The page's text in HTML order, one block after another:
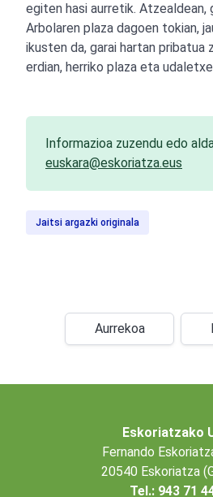
egiten hasi aurretik. Atzealdean,
Arbolaren plaza dagoen tokian,
ikusten da, garai hartan pribatua
erdian, herriko plaza eta
Informazioa zuzendu edo
euskara@eskoriatza.eus
Jaitsi argazki originala
Aurrekoa
Eskoriatzako
Fernando
20540 Eskoriatza
Tel.: 943 71